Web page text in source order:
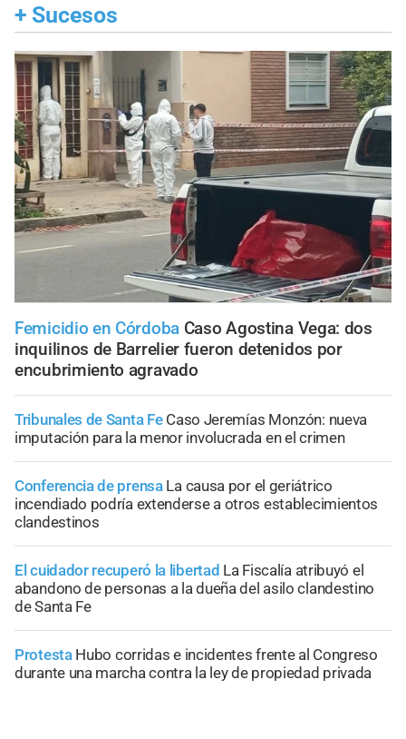
+ Sucesos
Femicidio en Córdoba Caso Agostina Vega: dos
inquilinos de Barrelier fueron detenidos por
encubrimiento agravado
Tribunales de Santa Fe Caso Jeremías Monzón: nueva
imputación para la menor involucrada en el crimen
Conferencia de prensa La causa por el geriátrico
incendiado podría extenderse a otros establecimientos
clandestinos
El cuidador recuperó la libertad La Fiscalía atribuyó el
abandono de personas a la dueña del asilo clandestino
de Santa Fe
Protesta Hubo corridas e incidentes frente al Congreso
durante una marcha contra la ley de propiedad privada